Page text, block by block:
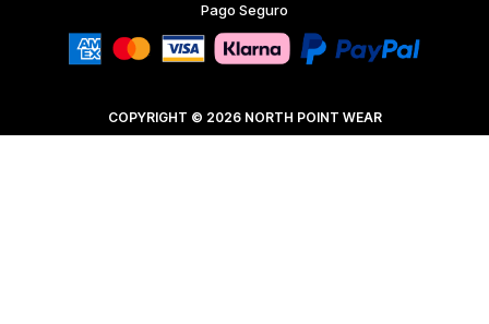
Pago Seguro
COPYRIGHT © 2026 NORTH POINT WEAR